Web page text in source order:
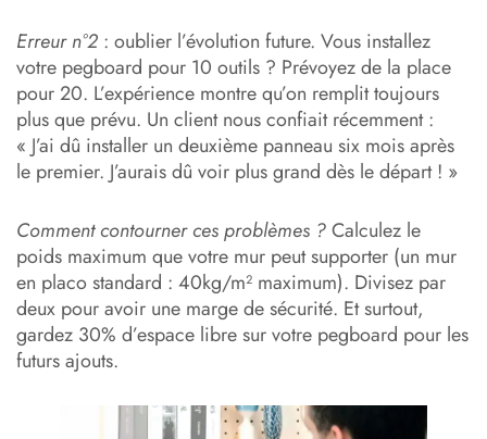
Erreur n°2 : oublier l’évolution future. Vous installez
votre pegboard pour 10 outils ? Prévoyez de la place
pour 20. L’expérience montre qu’on remplit toujours
plus que prévu. Un client nous confiait récemment :
« J’ai dû installer un deuxième panneau six mois après
le premier. J’aurais dû voir plus grand dès le départ ! »
Comment contourner ces problèmes ?Calculez le
poids maximum que votre mur peut supporter (un mur
en placo standard : 40kg/m² maximum). Divisez par
deux pour avoir une marge de sécurité. Et surtout,
gardez 30% d’espace libre sur votre pegboard pour les
futurs ajouts.